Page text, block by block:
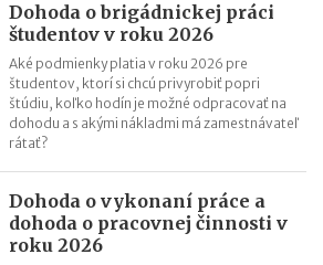
Dohoda o brigádnickej práci
študentov v roku 2026
Aké podmienky platia v roku 2026 pre
študentov, ktorí si chcú privyrobiť popri
štúdiu, koľko hodín je možné odpracovať na
dohodu a s akými nákladmi má zamestnávateľ
rátať?
Dohoda o vykonaní práce a
dohoda o pracovnej činnosti v
roku 2026